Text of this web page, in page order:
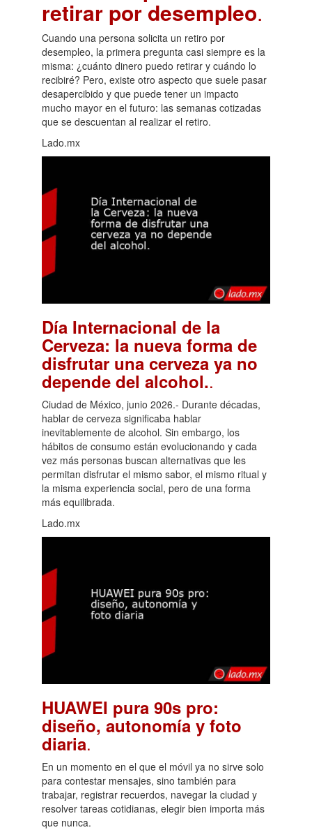
retirar por desempleo.
Cuando una persona solicita un retiro por
desempleo, la primera pregunta casi siempre es la
misma: ¿cuánto dinero puedo retirar y cuándo lo
recibiré? Pero, existe otro aspecto que suele pasar
desapercibido y que puede tener un impacto
mucho mayor en el futuro: las semanas cotizadas
que se descuentan al realizar el retiro.
Lado.mx
Día Internacional de la
Cerveza: la nueva forma de
disfrutar una cerveza ya no
depende del alcohol..
Ciudad de México, junio 2026.- Durante décadas,
hablar de cerveza significaba hablar
inevitablemente de alcohol. Sin embargo, los
hábitos de consumo están evolucionando y cada
vez más personas buscan alternativas que les
permitan disfrutar el mismo sabor, el mismo ritual y
la misma experiencia social, pero de una forma
más equilibrada.
Lado.mx
HUAWEI pura 90s pro:
diseño, autonomía y foto
diaria.
En un momento en el que el móvil ya no sirve solo
para contestar mensajes, sino también para
trabajar, registrar recuerdos, navegar la ciudad y
resolver tareas cotidianas, elegir bien importa más
que nunca.